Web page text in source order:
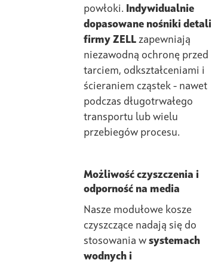
powłoki.
Indywidualnie
dopasowane nośniki detali
firmy ZELL zapewniają
niezawodną ochronę przed
tarciem, odkształceniami i
ścieraniem cząstek - nawet
podczas długotrwałego
transportu lub wielu
przebiegów procesu.
Możliwość czyszczenia i
odporność na media
Nasze modułowe kosze
czyszczące nadają się do
stosowania w systemach
wodnych i